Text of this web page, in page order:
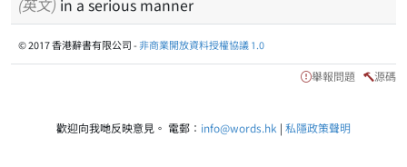
(英文) in a serious manner
© 2017 香港辭書有限公司 -非商業開放資料授權協議 1.0
舉報問題 源碼
歡迎向我哋反映意見。 電郵： info@words.hk | 私隱政策聲明